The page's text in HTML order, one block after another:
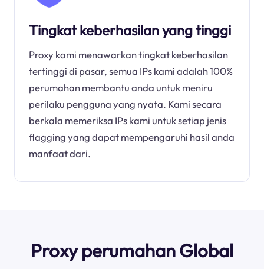
Tingkat keberhasilan yang tinggi
Proxy kami menawarkan tingkat keberhasilan
tertinggi di pasar, semua IPs kami adalah 100%
perumahan membantu anda untuk meniru
perilaku pengguna yang nyata. Kami secara
berkala memeriksa IPs kami untuk setiap jenis
flagging yang dapat mempengaruhi hasil anda
manfaat dari.
Proxy perumahan Global